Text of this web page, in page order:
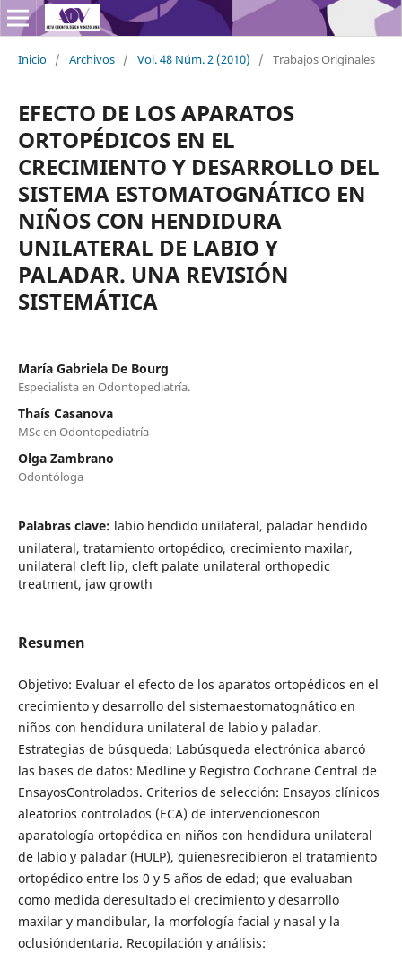
Inicio / Archivos / Vol. 48 Núm. 2 (2010) / Trabajos Originales
EFECTO DE LOS APARATOS
ORTOPÉDICOS EN EL
CRECIMIENTO Y DESARROLLO DEL
SISTEMA ESTOMATOGNÁTICO EN
NIÑOS CON HENDIDURA
UNILATERAL DE LABIO Y
PALADAR. UNA REVISIÓN
SISTEMÁTICA
María Gabriela De Bourg
Especialista en Odontopediatría.
Thaís Casanova
MSc en Odontopediatría
Olga Zambrano
Odontóloga
Palabras clave: labio hendido unilateral, paladar hendido
unilateral, tratamiento ortopédico, crecimiento maxilar,
unilateral cleft lip, cleft palate unilateral orthopedic
treatment, jaw growth
Resumen
Objetivo: Evaluar el efecto de los aparatos ortopédicos en el
crecimiento y desarrollo del sistemaestomatognático en
niños con hendidura unilateral de labio y paladar.
Estrategias de búsqueda: Labúsqueda electrónica abarcó
las bases de datos: Medline y Registro Cochrane Central de
EnsayosControlados. Criterios de selección: Ensayos clínicos
aleatorios controlados (ECA) de intervencionescon
aparatología ortopédica en niños con hendidura unilateral
de labio y paladar (HULP), quienesrecibieron el tratamiento
ortopédico entre los 0 y 5 años de edad; que evaluaban
como medida deresultado el crecimiento y desarrollo
maxilar y mandibular, la morfología facial y nasal y la
oclusióndentaria. Recopilación y análisis: